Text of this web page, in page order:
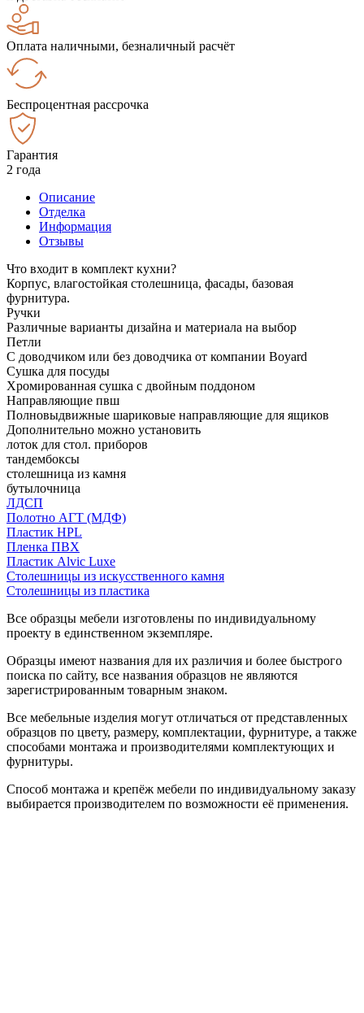
Оплата наличными, безналичный расчёт
Беспроцентная рассрочка
Гарантия
2 года
Описание
Отделка
Информация
Отзывы
Что входит в комплект кухни?
Корпус, влагостойкая столешница, фасады, базовая
фурнитура.
Ручки
Различные варианты дизайна и материала на выбор
Петли
С доводчиком или без доводчика от компании Boyard
Сушка для посуды
Хромированная сушка с двойным поддоном
Направляющие пвш
Полновыдвижные шариковые направляющие для ящиков
Дополнительно можно установить
лоток для стол. приборов
тандембоксы
столешница из камня
бутылочница
ЛДСП
Полотно АГТ (МДФ)
Пластик HPL
Пленка ПВХ
Пластик Alvic Luxe
Столешницы из искусственного камня
Столешницы из пластика
Все образцы мебели изготовлены по индивидуальному
проекту в единственном экземпляре.
Образцы имеют названия для их различия и более быстрого
поиска по сайту, все названия образцов не являются
зарегистрированным товарным знаком.
Все мебельные изделия могут отличаться от представленных
образцов по цвету, размеру, комплектации, фурнитуре, а также
способами монтажа и производителями комплектующих и
фурнитуры.
Способ монтажа и крепёж мебели по индивидуальному заказу
выбирается производителем по возможности её применения.